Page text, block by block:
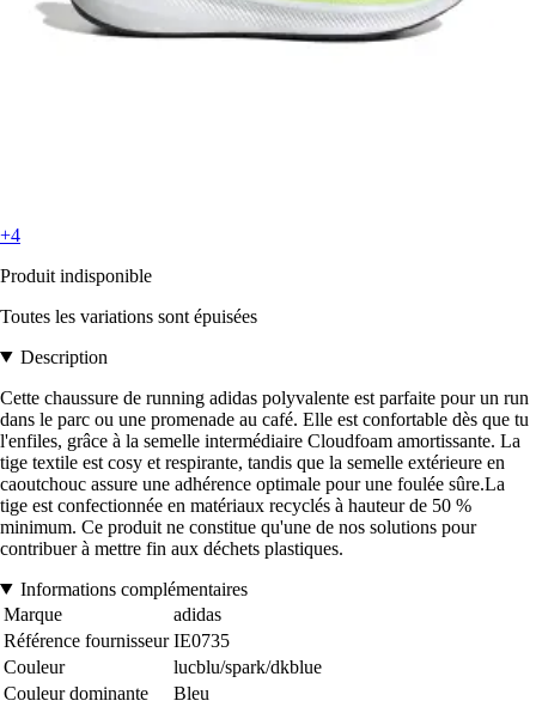
+4
Produit indisponible
Toutes les variations sont épuisées
Description
Cette chaussure de running adidas polyvalente est parfaite pour un run
dans le parc ou une promenade au café. Elle est confortable dès que tu
l'enfiles, grâce à la semelle intermédiaire Cloudfoam amortissante. La
tige textile est cosy et respirante, tandis que la semelle extérieure en
caoutchouc assure une adhérence optimale pour une foulée sûre.La
tige est confectionnée en matériaux recyclés à hauteur de 50 %
minimum. Ce produit ne constitue qu'une de nos solutions pour
contribuer à mettre fin aux déchets plastiques.
Informations complémentaires
Marque
adidas
Référence fournisseur IE0735
Couleur
lucblu/spark/dkblue
Couleur dominante
Bleu